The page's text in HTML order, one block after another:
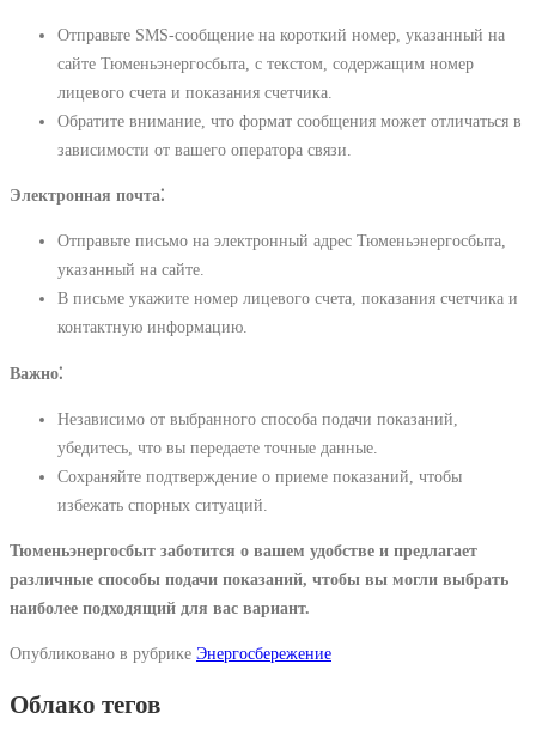
Отправьте SMS-сообщение на короткий номер, указанный на
сайте Тюменьэнергосбыта, с текстом, содержащим номер
лицевого счета и показания счетчика.
Обратите внимание, что формат сообщения может отличаться в
зависимости от вашего оператора связи.
Электронная почта⁚
Отправьте письмо на электронный адрес Тюменьэнергосбыта,
указанный на сайте.
В письме укажите номер лицевого счета, показания счетчика и
контактную информацию.
Важно⁚
Независимо от выбранного способа подачи показаний,
убедитесь, что вы передаете точные данные.
Сохраняйте подтверждение о приеме показаний, чтобы
избежать спорных ситуаций.
Тюменьэнергосбыт заботится о вашем удобстве и предлагает
различные способы подачи показаний, чтобы вы могли выбрать
наиболее подходящий для вас вариант.
Опубликовано в рубрике Энергосбережение
Облако тегов